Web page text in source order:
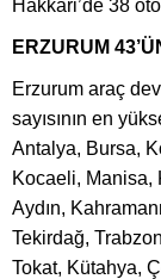
Hakkari’de 38
ERZURUM
Erzurum araç
sayısının en
Antalya, Bursa,
Kocaeli, Manisa,
Aydın,
Tekirdağ,
Tokat, Kütahya,